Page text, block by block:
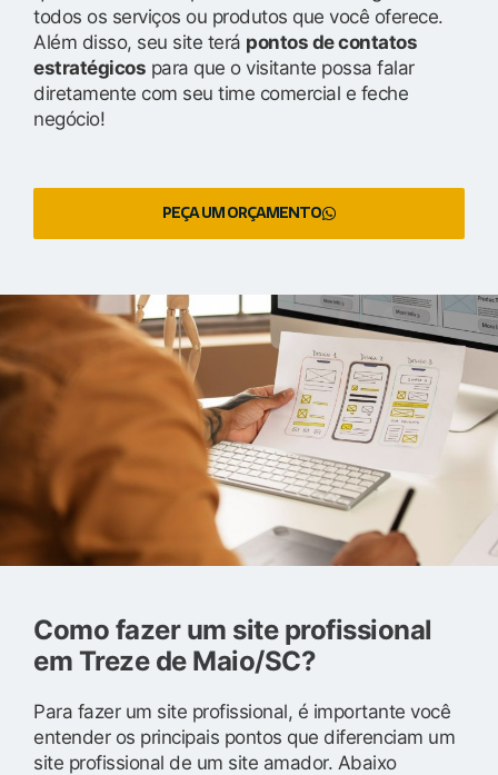
todos os serviços ou produtos que você oferece.
Além disso, seu site terá pontos de contatos
estratégicos para que o visitante possa falar
diretamente com seu time comercial e feche
negócio!
PEÇA UM ORÇAMENTO
Como fazer um site profissional
em Treze de Maio/SC?
Para fazer um site profissional, é importante você
entender os principais pontos que diferenciam um
site profissional de um site amador. Abaixo